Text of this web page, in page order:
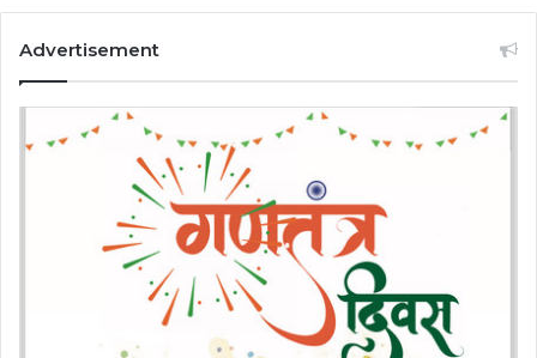
Advertisement